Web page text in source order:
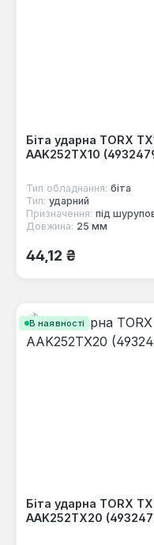
Біта ударна TORX
AAK252TX10
Тип обладнання: біта
Тип: ударний
Призначення: під
Довжина: 25 мм
Звичайна ціна:
44,12 ₴
В наявності
Біта ударна TORX
AAK252TX20